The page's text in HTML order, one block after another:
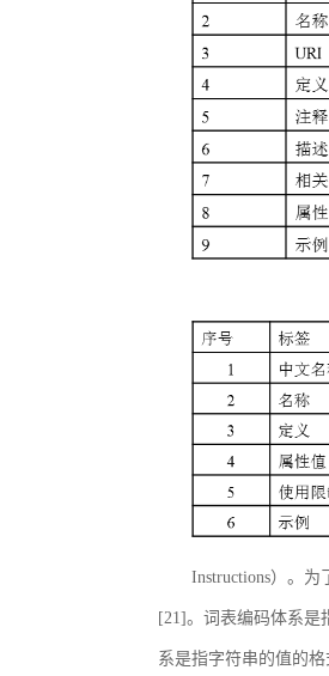
Instructions）。
[21]。词表编码体系是
系是指字符串的值的